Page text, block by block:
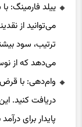
می‌توانید از
ترتیب، سود
می‌دهد که از
وام‌دهی: با قرض
دریافت کنید.
پایدار برای